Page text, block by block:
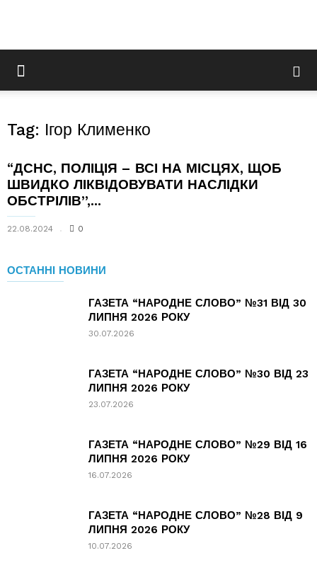
Tag: Ігор Клименко
“ДСНС, ПОЛІЦІЯ – ВСІ НА МІСЦЯХ, ЩОБ
ШВИДКО ЛІКВІДОВУВАТИ НАСЛІДКИ
ОБСТРІЛІВ”,...
22.08.2024 0
ОСТАННІ НОВИНИ
ГАЗЕТА “НАРОДНЕ СЛОВО” №31 ВІД 30
ЛИПНЯ 2026 РОКУ
30.07.2026
ГАЗЕТА “НАРОДНЕ СЛОВО” №30 ВІД 23
ЛИПНЯ 2026 РОКУ
23.07.2026
ГАЗЕТА “НАРОДНЕ СЛОВО” №29 ВІД 16
ЛИПНЯ 2026 РОКУ
16.07.2026
ГАЗЕТА “НАРОДНЕ СЛОВО” №28 ВІД 9
ЛИПНЯ 2026 РОКУ
10.07.2026